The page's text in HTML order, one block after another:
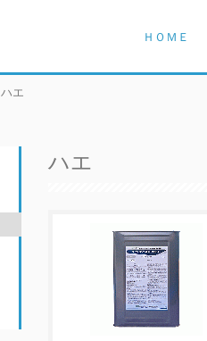
ＨＯＭＥ
ハエ
ハエ